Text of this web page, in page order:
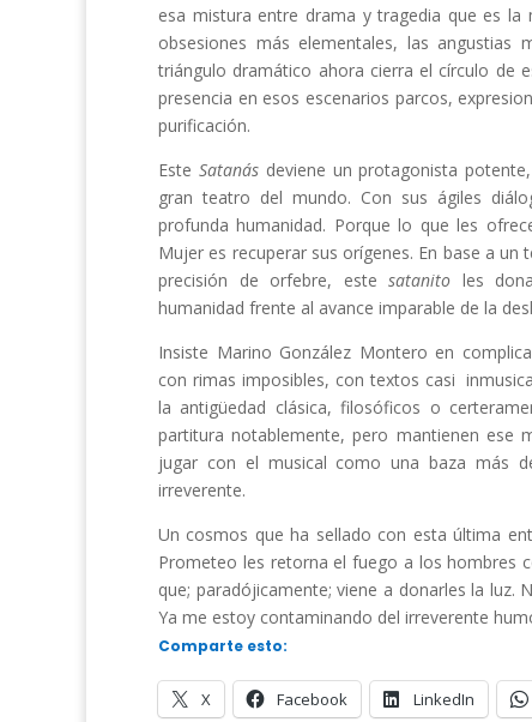
esa mistura entre drama y tragedia que es
obsesiones más elementales, las angustias
triángulo dramático ahora cierra el círculo de
presencia en esos escenarios parcos,
purificación.
Este Satanásdeviene un protagonista
gran teatro del mundo. Con sus ágiles
profunda humanidad. Porque lo que les
Mujer es recuperar sus orígenes. En base a
precisión de orfebre, estesatanito les
humanidad frente al avance imparable de la
Insiste Marino González Montero en
con rimas imposibles, con textos casi
la antigüedad clásica, filosóficos o
partitura notablemente, pero mantienen ese
jugar con el musical como una baza más
irreverente.
Un cosmos que ha sellado con esta última
Prometeo les retorna el fuego a los hombres
que; paradójicamente; viene a donarles la
Ya me estoy contaminando del irreverente
Comparte esto:
X Facebook LinkedIn